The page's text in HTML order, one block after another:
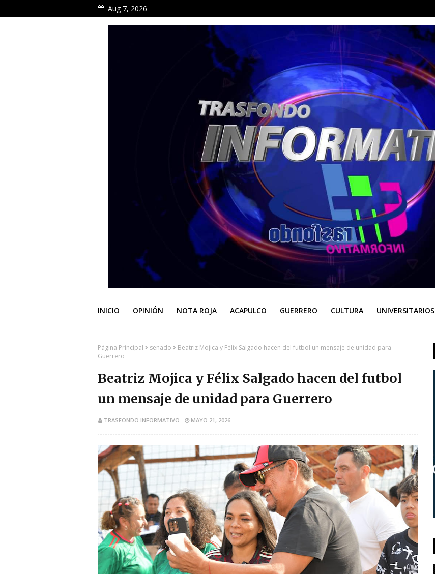
Aug 7, 2026
INICIO OPINIÓN NOTA ROJA ACAPULCO GUERRERO CULTURA UNIVERSITARIOS
Página Principal senado
Beatriz Mojica y Félix Salgado hacen del futbol un mensaje de unidad para
Guerrero
Beatriz Mojica y Félix Salgado hacen del futbol
un mensaje de unidad para Guerrero
TRASFONDO INFORMATIVO MAYO 21, 2026